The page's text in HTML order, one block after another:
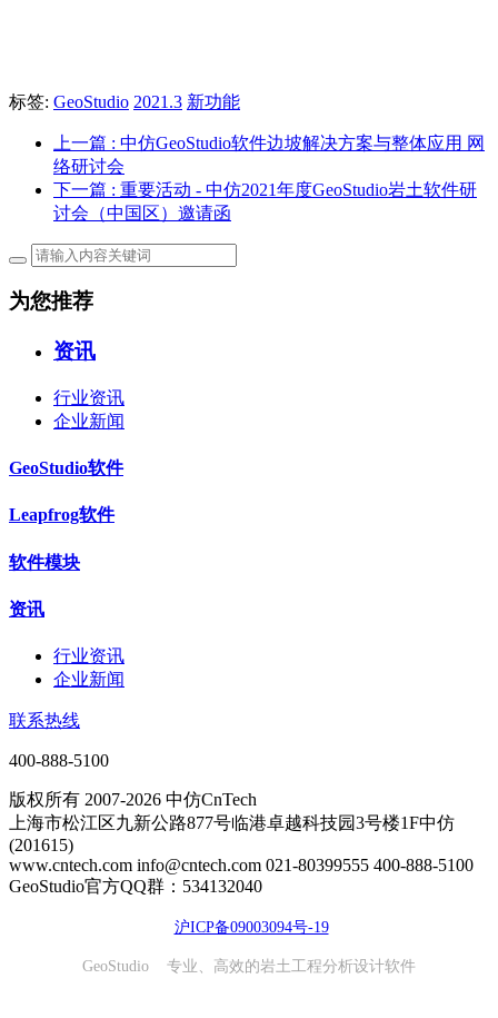
标签: GeoStudio 2021.3 新功能
上一篇 : 中仿GeoStudio软件边坡解决方案与整体应用 网
络研讨会
下一篇 : 重要活动 - 中仿2021年度GeoStudio岩土软件研
讨会（中国区）邀请函
为您推荐
资讯
行业资讯
企业新闻
GeoStudio软件
Leapfrog软件
软件模块
资讯
行业资讯
企业新闻
联系热线
400-888-5100
版权所有 2007-2026 中仿CnTech
上海市松江区九新公路877号临港卓越科技园3号楼1F中仿
(201615)
www.cntech.com info@cntech.com 021-80399555 400-888-5100
GeoStudio官方QQ群：534132040
沪ICP备09003094号-19
GeoStudio 专业、高效的岩土工程分析设计软件